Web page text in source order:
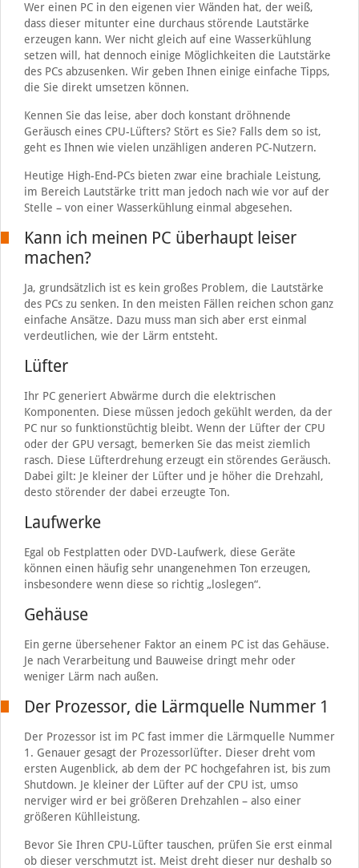
Wer einen PC in den eigenen vier Wänden hat, der weiß,
dass dieser mitunter eine durchaus störende Lautstärke
erzeugen kann. Wer nicht gleich auf eine Wasserkühlung
setzen will, hat dennoch einige Möglichkeiten die Lautstärke
des PCs abzusenken. Wir geben Ihnen einige einfache Tipps,
die Sie direkt umsetzen können.
Kennen Sie das leise, aber doch konstant dröhnende
Geräusch eines CPU-Lüfters? Stört es Sie? Falls dem so ist,
geht es Ihnen wie vielen unzähligen anderen PC-Nutzern.
Heutige High-End-PCs bieten zwar eine brachiale Leistung,
im Bereich Lautstärke tritt man jedoch nach wie vor auf der
Stelle – von einer Wasserkühlung einmal abgesehen.
Kann ich meinen PC überhaupt leiser
machen?
Ja, grundsätzlich ist es kein großes Problem, die Lautstärke
des PCs zu senken. In den meisten Fällen reichen schon ganz
einfache Ansätze. Dazu muss man sich aber erst einmal
verdeutlichen, wie der Lärm entsteht.
Lüfter
Ihr PC generiert Abwärme durch die elektrischen
Komponenten. Diese müssen jedoch gekühlt werden, da der
PC nur so funktionstüchtig bleibt. Wenn der Lüfter der CPU
oder der GPU versagt, bemerken Sie das meist ziemlich
rasch. Diese Lüfterdrehung erzeugt ein störendes Geräusch.
Dabei gilt: Je kleiner der Lüfter und je höher die Drehzahl,
desto störender der dabei erzeugte Ton.
Laufwerke
Egal ob Festplatten oder DVD-Laufwerk, diese Geräte
können einen häufig sehr unangenehmen Ton erzeugen,
insbesondere wenn diese so richtig „loslegen“.
Gehäuse
Ein gerne übersehener Faktor an einem PC ist das Gehäuse.
Je nach Verarbeitung und Bauweise dringt mehr oder
weniger Lärm nach außen.
Der Prozessor, die Lärmquelle Nummer 1
Der Prozessor ist im PC fast immer die Lärmquelle Nummer
1. Genauer gesagt der Prozessorlüfter. Dieser dreht vom
ersten Augenblick, ab dem der PC hochgefahren ist, bis zum
Shutdown. Je kleiner der Lüfter auf der CPU ist, umso
nerviger wird er bei größeren Drehzahlen – also einer
größeren Kühlleistung.
Bevor Sie Ihren CPU-Lüfter tauschen, prüfen Sie erst einmal
ob dieser verschmutzt ist. Meist dreht dieser nur deshalb so